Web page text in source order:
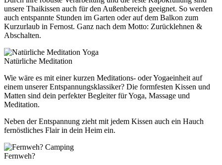
unsere Thaikissen auch für den Außenbereich geeignet. So werden
auch entspannte Stunden im Garten oder auf dem Balkon zum
Kurzurlaub in Fernost. Ganz nach dem Motto: Zurücklehnen &
Abschalten.
Yoga
Natürliche Meditation
Wie wäre es mit einer kurzen Meditations- oder Yogaeinheit auf
einem unserer Entspannungsklassiker? Die formfesten Kissen und
Matten sind dein perfekter Begleiter für Yoga, Massage und
Meditation.
Neben der Entspannung zieht mit jedem Kissen auch ein Hauch
fernöstliches Flair in dein Heim ein.
Camping
Fernweh?